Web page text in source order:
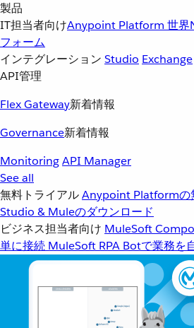
製品
IT担当者向けAnypoint Platform 世界
フォーム
インテグレーション Studio Exchange
API管理
Flex Gateway新着情報
Governance新着情報
MonitoringAPI Manager
See all
無料トライアルAnypoint Platformの
Studio & Muleのダウンロード
ビジネス担当者向け MuleSoft
単に接続 MuleSoft RPA Botで業務を